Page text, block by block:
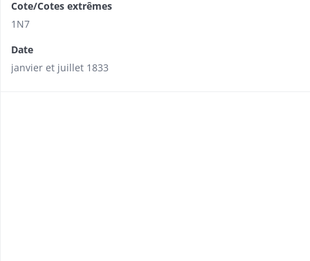
Cote/Cotes extrêmes
1N7
Date
janvier et juillet 1833